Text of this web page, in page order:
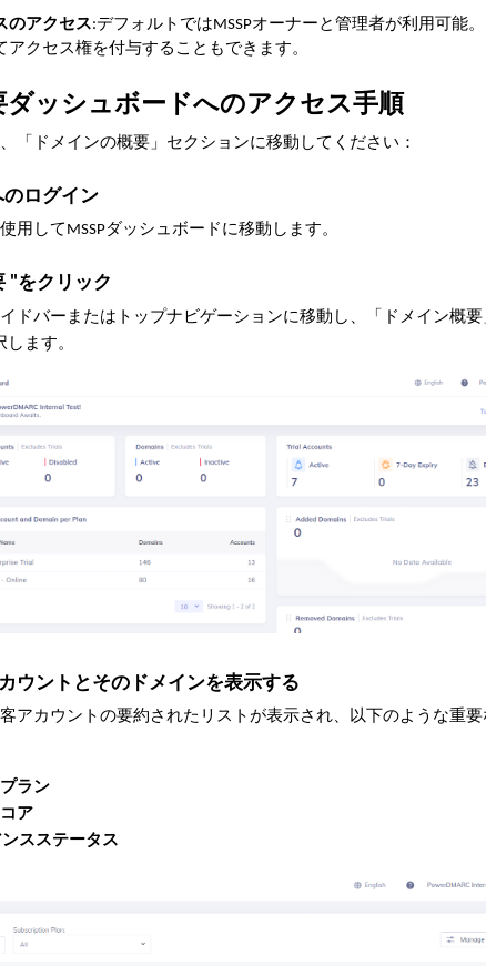
のアクセス:デフォルトではMSSPオーナーと管理者が利用可能
アクセス権を付与することもできます。
ダッシュボードへのアクセス手順
「ドメインの概要」セクションに移動してください：
のログイン
用してMSSPダッシュボードに移動します。
"をクリック
ドバーまたはトップナビゲーションに移動し、「ドメイン概要
ます。
ウントとそのドメインを表示する
アカウントの要約されたリストが表示され、以下のような重要
ラン
ア
ンスステータス